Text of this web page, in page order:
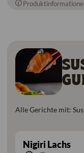
Alle Gerichte mit:
Nigiri Lachs